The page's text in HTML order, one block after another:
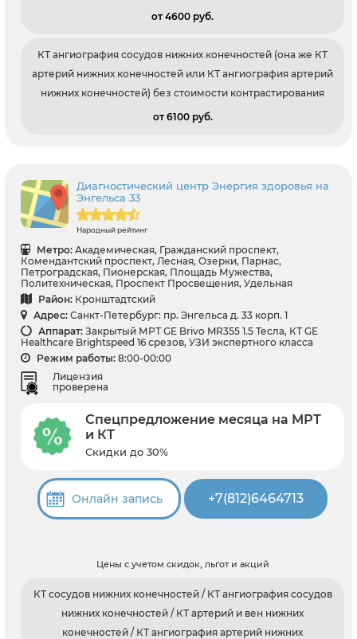
от 4600 pуб.
КТ ангиография сосудов нижних конечностей (она же КТ
артерий нижних конечностей или КТ ангиография артерий
нижних конечностей) без стоимости контрастирования
от 6100 pуб.
Диагностический центр Энергия здоровья на
Энгельса 33
Народный рейтинг
Метро: Академическая, Гражданский проспект,
Комендантский проспект, Лесная, Озерки, Парнас,
Петроградская, Пионерская, Площадь Мужества,
Политехническая, Проспект Просвещения, Удельная
Район: Кронштадтский
Адрес: Санкт-Петербург: пр. Энгельса д. 33 корп. 1
Аппарат: Закрытый МРТ GE Brivo MR355 1.5 Тесла, КТ GЕ
Healthcare Brightspeed 16 срезов, УЗИ экспертного класса
Режим работы: 8:00-00:00
Лицензия
проверена
Спецпредложение месяца на МРТ
и КТ
Скидки до 30%
Онлайн запись +7(812)6464713
Цены с учетом скидок, льгот и акций
КТ сосудов нижних конечностей / КТ ангиография сосудов
нижних конечностей / КТ артерий и вен нижних
конечностей / КТ ангиография артерий нижних